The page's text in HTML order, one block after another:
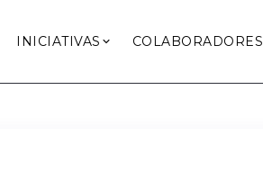
INICIATIVAS COLABORADORES